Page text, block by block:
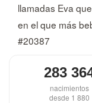
llamadas Eva
en el que más
#20387
283
nacimientos
desde 1 880